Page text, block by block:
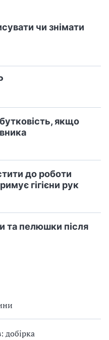
добірка
чи знімати
якщо
до роботи
гігієни рук
та пелюшки після